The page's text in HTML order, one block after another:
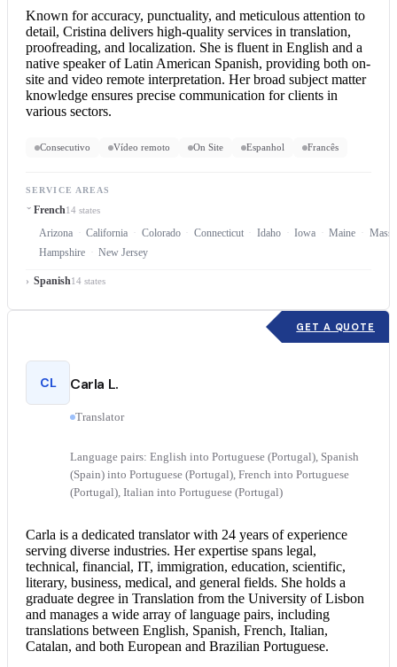
Known for accuracy, punctuality, and meticulous attention to
detail, Cristina delivers high-quality services in translation,
proofreading, and localization. She is fluent in English and a
native speaker of Latin American Spanish, providing both on-
site and video remote interpretation. Her broad subject matter
knowledge ensures precise communication for clients in
various sectors.
Consecutivo Vídeo remoto On Site Espanhol Francês
SERVICE AREAS
French14 states
Arizona California Colorado Connecticut Idaho Iowa Maine
Hampshire
New Jersey
Spanish14 states
GET A QUOTE
CL Carla L.
Translator
Language pairs: English into Portuguese (Portugal), Spanish
(Spain) into Portuguese (Portugal), French into Portuguese
(Portugal), Italian into Portuguese (Portugal)
Carla is a dedicated translator with 24 years of experience
serving diverse industries. Her expertise spans legal,
technical, financial, IT, immigration, education, scientific,
literary, business, medical, and general fields. She holds a
graduate degree in Translation from the University of Lisbon
and manages a wide array of language pairs, including
translations between English, Spanish, French, Italian,
Catalan, and both European and Brazilian Portuguese.